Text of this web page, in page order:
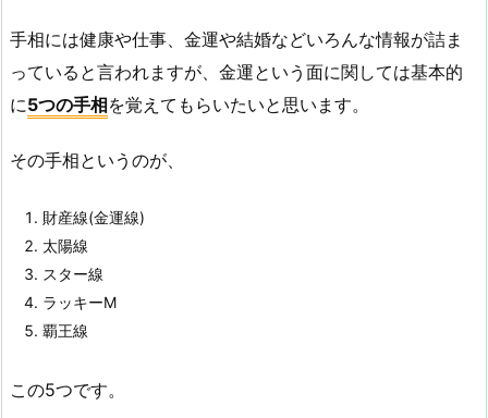
手相には健康や仕事、金運や結婚などいろんな情報が詰ま
っていると言われますが、金運という面に関しては基本的
に5つの手相を覚えてもらいたいと思います。
その手相というのが、
財産線(金運線)
太陽線
スター線
ラッキーM
覇王線
この5つです。